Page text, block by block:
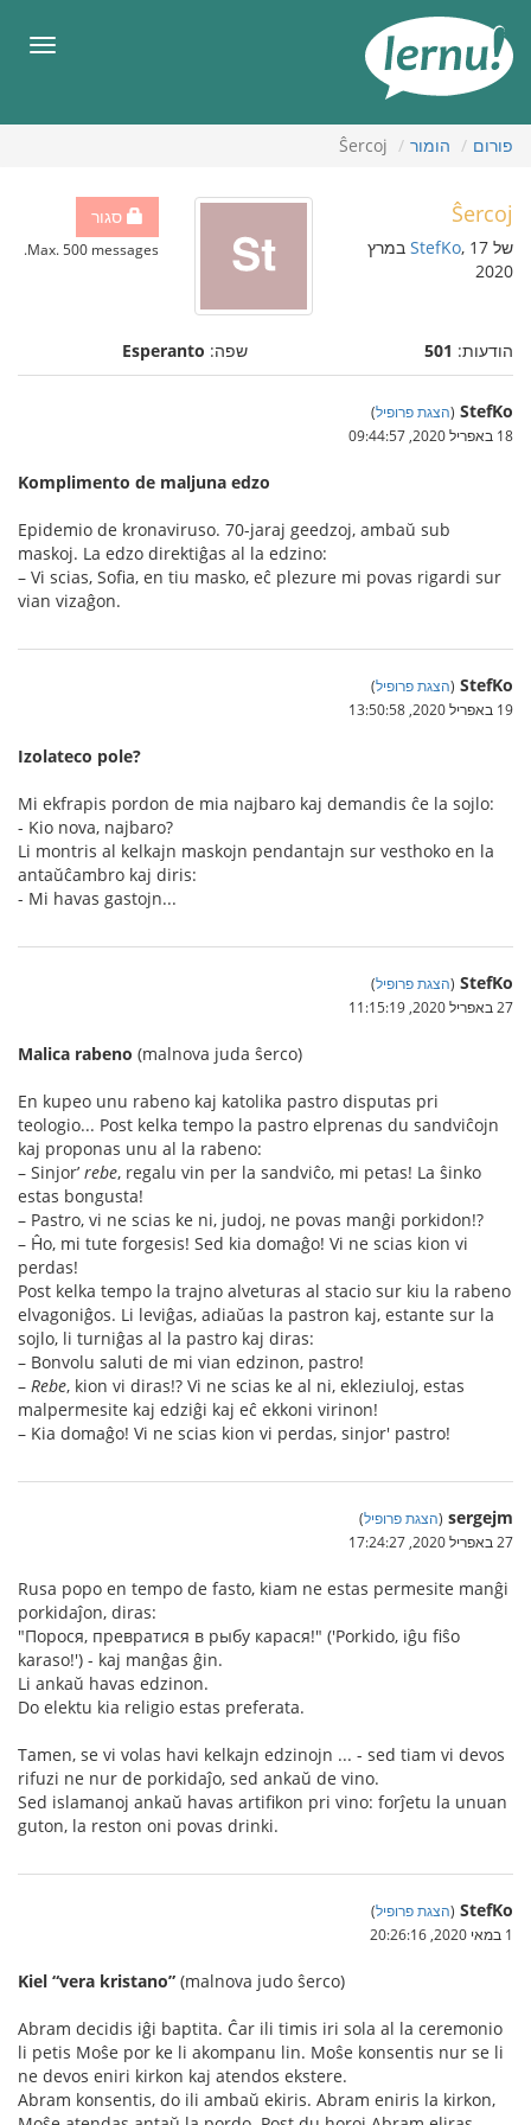
העניינים
פורום הומור Ŝercoj
סגור
Max. 500 messages.
Ŝercoj
של StefKo , 17 במרץ
2020
הודעות: 501 שפה: Esperanto
StefKo
(הצגת פרופיל)
18 באפריל 2020, 09:44:57
Komplimento de maljuna edzo
Epidemio de kronaviruso. 70-jaraj geedzoj, ambaŭ sub
maskoj. La edzo direktiĝas al la edzino:
– Vi scias, Sofia, en tiu masko, eĉ plezure mi povas rigardi sur
vian vizaĝon.
StefKo
(הצגת פרופיל)
19 באפריל 2020, 13:50:58
Izolateco pole?
Mi ekfrapis pordon de mia najbaro kaj demandis ĉe la sojlo:
- Kio nova, najbaro?
Li montris al kelkajn maskojn pendantajn sur vesthoko en la
antaŭĉambro kaj diris:
- Mi havas gastojn...
StefKo
(הצגת פרופיל)
27 באפריל 2020, 11:15:19
Malica rabeno (malnova juda ŝerco)
En kupeo unu rabeno kaj katolika pastro disputas pri
teologio... Post kelka tempo la pastro elprenas du sandviĉojn
kaj proponas unu al la rabeno:
– Sinjor’ rebe, regalu vin per la sandviĉo, mi petas! La ŝinko
estas bongusta!
– Pastro, vi ne scias ke ni, judoj, ne povas manĝi porkidon!?
– Ĥo, mi tute forgesis! Sed kia domaĝo! Vi ne scias kion vi
perdas!
Post kelka tempo la trajno alveturas al stacio sur kiu la rabeno
elvagoniĝos. Li leviĝas, adiaŭas la pastron kaj, estante sur la
sojlo, li turniĝas al la pastro kaj diras:
– Bonvolu saluti de mi vian edzinon, pastro!
– Rebe, kion vi diras!? Vi ne scias ke al ni, ekleziuloj, estas
malpermesite kaj edziĝi kaj eĉ ekkoni virinon!
– Kia domaĝo! Vi ne scias kion vi perdas, sinjor' pastro!
sergejm
(הצגת פרופיל)
27 באפריל 2020, 17:24:27
Rusa popo en tempo de fasto, kiam ne estas permesite manĝi
porkidaĵon, diras:
"Порося, превратися в рыбу карася!" ('Porkido, iĝu fiŝo
karaso!') - kaj manĝas ĝin.
Li ankaŭ havas edzinon.
Do elektu kia religio estas preferata.
Tamen, se vi volas havi kelkajn edzinojn ... - sed tiam vi devos
rifuzi ne nur de porkidaĵo, sed ankaŭ de vino.
Sed islamanoj ankaŭ havas artifikon pri vino: forĵetu la unuan
guton, la reston oni povas drinki.
StefKo
(הצגת פרופיל)
1 במאי 2020, 20:26:16
Kiel “vera kristano” (malnova judo ŝerco)
Abram decidis iĝi baptita. Ĉar ili timis iri sola al la ceremonio
li petis Moŝe por ke li akompanu lin. Moŝe konsentis nur se li
ne devos eniri kirkon kaj atendos ekstere.
Abram konsentis, do ili ambaŭ ekiris. Abram eniris la kirkon,